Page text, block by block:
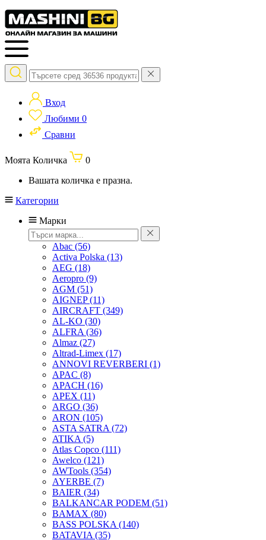
Вход
Любими 0
Сравни
Моята Количка
0
Вашата количка е празна.
Категории
Марки
Abac (56)
Activa Polska (13)
AEG (18)
Aeropro (9)
AGM (51)
AIGNEP(11)
AIRCRAFT (349)
AL-KO (30)
ALFRA (36)
Almaz (27)
Altrad-Limex (17)
ANNOVI REVERBERI (1)
APAC (8)
APACH (16)
APEX (11)
ARGO (36)
ARON (105)
ASTA SATRA (72)
ATIKA (5)
Atlas Copco (111)
Awelco (121)
AWTools (354)
AYERBE (7)
BAIER (34)
BALKANCAR PODEM (51)
BAMAX (80)
BASS POLSKA (140)
BATAVIA (35)